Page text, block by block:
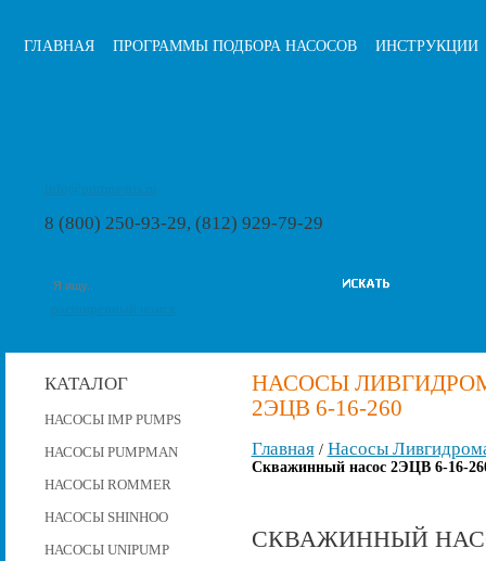
ГЛАВНАЯ ПРОГРАММЫ ПОДБОРА НАСОСОВ ИНСТРУКЦИИ
8 (800) 250-93-29, (812) 929-79-29
КАТАЛОГ
НАСОСЫ IMP PUMPS
НАСОСЫ PUMPMAN
НАСОСЫ ROMMER
НАСОСЫ SHINHOO
НАСОСЫ UNIPUMP
НАСОСЫ
2ЭЦВ 6-16-260
Главная/ Насосы
Скважинный насос 2ЭЦВ 6-16-
СКВАЖИННЫЙ